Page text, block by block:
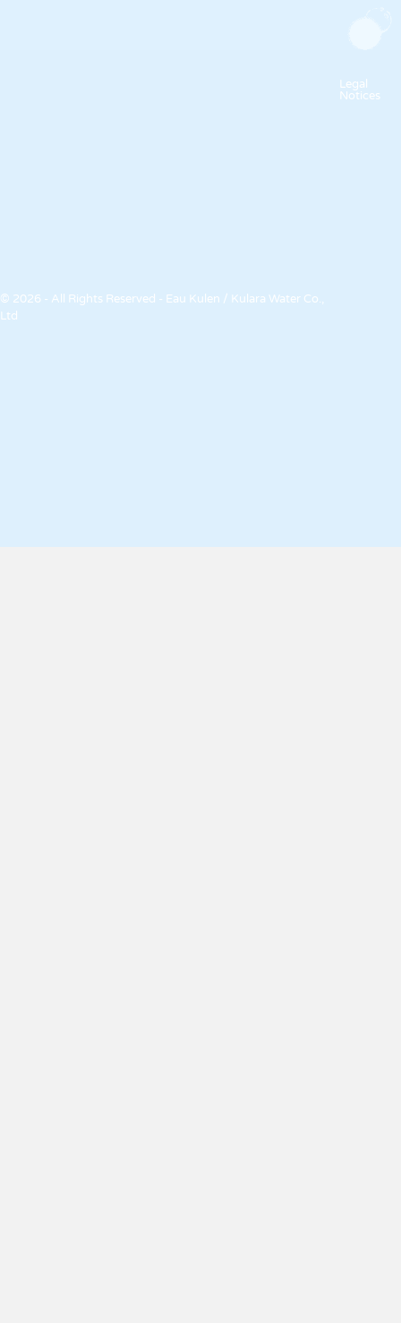
© 2026 - All Rights Reserved - Eau Kulen / Kulara Water Co.,
Ltd
Legal
Notices